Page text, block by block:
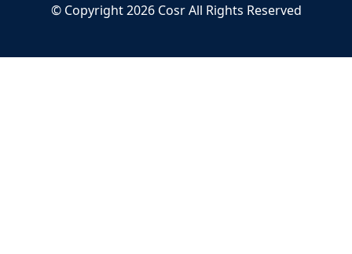
© Copyright2026 CosrAll Rights Reserved